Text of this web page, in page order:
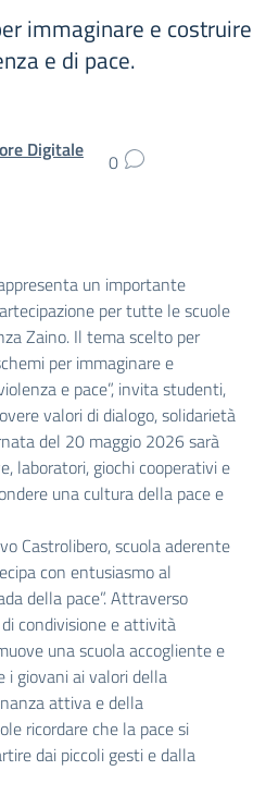
immaginare e costruire
e di pace.
Digitale
0
un importante
per tutte le scuole
Zaino. Il tema scelto per
per immaginare e
e pace”, invita studenti,
valori di dialogo, solidarietà
del 20 maggio 2026 sarà
laboratori, giochi cooperativi e
una cultura della pace e
Castrolibero, scuola aderente
con entusiasmo al
della pace”. Attraverso
condivisione e attività
una scuola accogliente e
i giovani ai valori della
attiva e della
ricordare che la pace si
dai piccoli gesti e dalla